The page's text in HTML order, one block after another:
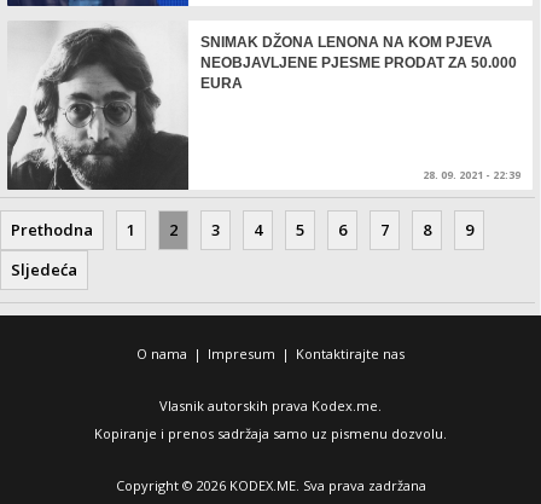
SNIMAK DŽONA LENONA NA KOM PJEVA
NEOBJAVLJENE PJESME PRODAT ZA 50.000
EURA
28. 09. 2021 - 22:39
Prethodna 1 2 3 4 5 6 7 8
9
Sljedeća
O nama | Impresum | Kontaktirajte nas
Vlasnik autorskih prava Kodex.me.
Kopiranje i prenos sadržaja samo uz pismenu dozvolu.
Copyright © 2026 KODEX.ME. Sva prava zadržana